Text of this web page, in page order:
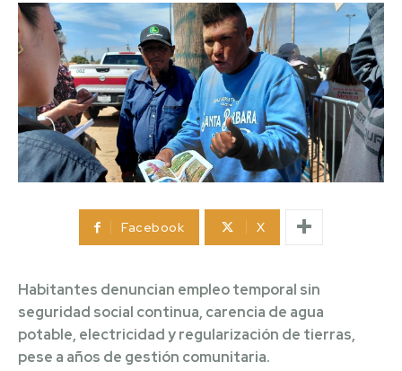
Facebook X
Habitantes denuncian empleo temporal sin
seguridad social continua, carencia de agua
potable, electricidad y regularización de tierras,
pese a años de gestión comunitaria.